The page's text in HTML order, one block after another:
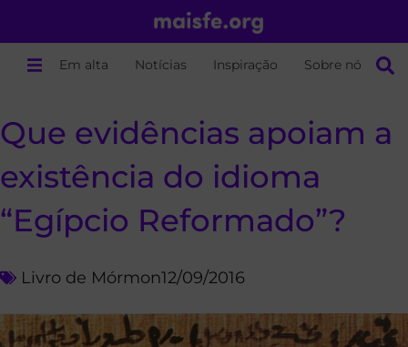
Em alta Notícias Inspiração Sobre nós
Que evidências apoiam a
existência do idioma
“Egípcio Reformado”?
Livro de Mórmon12/09/2016